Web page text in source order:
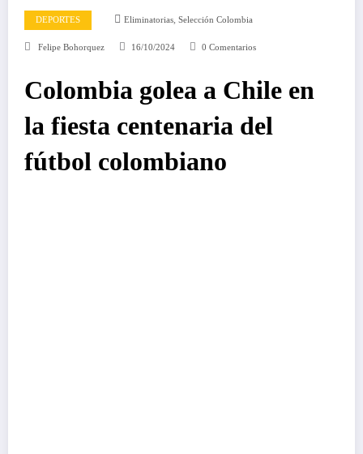
DEPORTES Eliminatorias, Selección Colombia
Felipe Bohorquez 16/10/2024 0 Comentarios
Colombia golea a Chile en
la fiesta centenaria del
fútbol colombiano